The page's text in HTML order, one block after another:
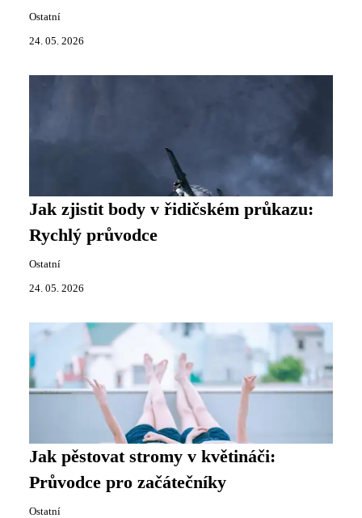
Ostatní
24. 05. 2026
Jak zjistit body v řidičském průkazu:
Rychlý průvodce
Ostatní
24. 05. 2026
Jak pěstovat stromy v květináči:
Průvodce pro začátečníky
Ostatní